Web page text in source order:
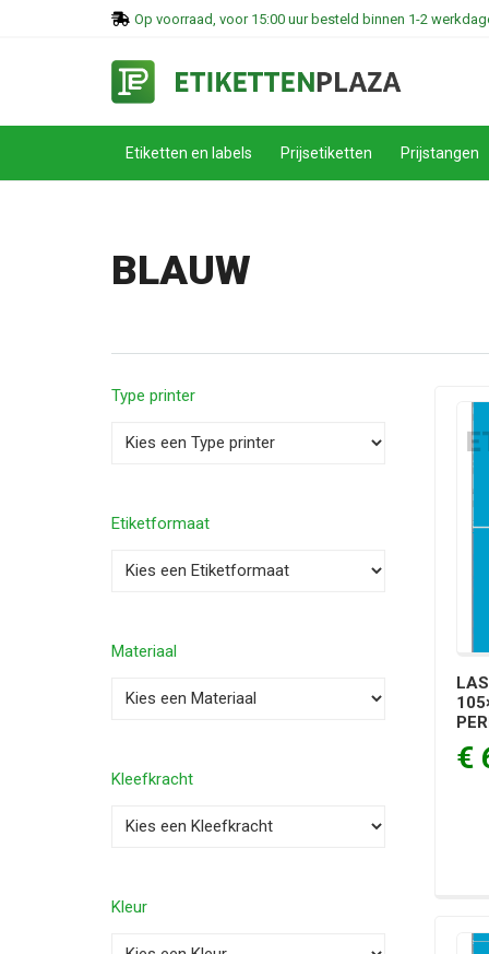
Op voorraad, voor 15:00 uur besteld binnen 1-2
Etiketten en labels Prijsetiketten Prijstangen
BLAUW
Type printer
Etiketformaat
Materiaal
Kleefkracht
Kleur
€